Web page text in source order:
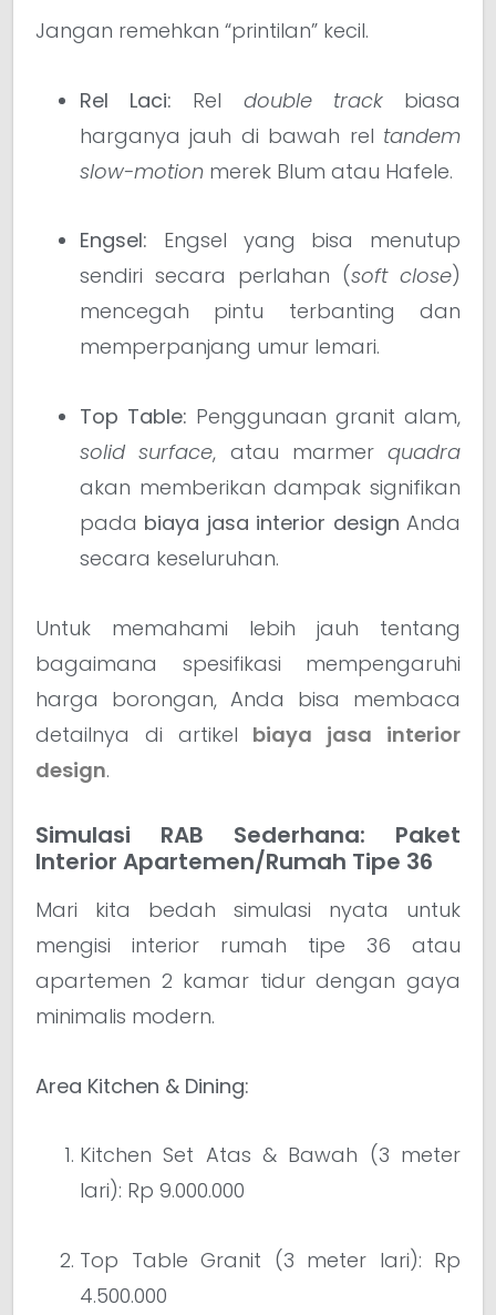
Jangan remehkan “printilan” kecil.
Rel Laci: Rel double trackbiasa
harganya jauh di bawah rel tandem
slow-motion merek Blum atau Hafele.
Engsel: Engsel yang bisa menutup
sendiri secara perlahan (soft close)
mencegah pintu terbanting dan
memperpanjang umur lemari.
Top Table: Penggunaan granit alam,
solid surface, atau marmer quadra
akan memberikan dampak signifikan
pada biaya jasa interior design Anda
secara keseluruhan.
Untuk memahami lebih jauh tentang
bagaimana spesifikasi mempengaruhi
harga borongan, Anda bisa membaca
detailnya di artikel biaya jasa interior
design.
Simulasi RAB Sederhana: Paket
Interior Apartemen/Rumah Tipe 36
Mari kita bedah simulasi nyata untuk
mengisi interior rumah tipe 36 atau
apartemen 2 kamar tidur dengan gaya
minimalis modern.
Area Kitchen & Dining:
Kitchen Set Atas & Bawah (3 meter
lari): Rp 9.000.000
Top Table Granit (3 meter lari): Rp
4.500.000